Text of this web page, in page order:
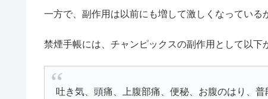
一方で、副作用は以前にも増して激しくなっている
禁煙手帳には、チャンピックスの副作用として以下
吐き気、頭痛、上腹部痛、便秘、お腹のはり、